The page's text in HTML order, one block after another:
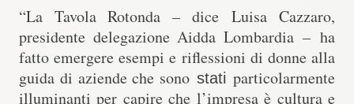
“La Tavola Rotonda – diceLuisa Cazzaro,
presidente delegazione Aidda Lombardia–ha
fatto emergere esempi e riflessioni di donne alla
guida di aziende che sonostati particolarmente
illuminanti per capire che l’impresa è cultura e